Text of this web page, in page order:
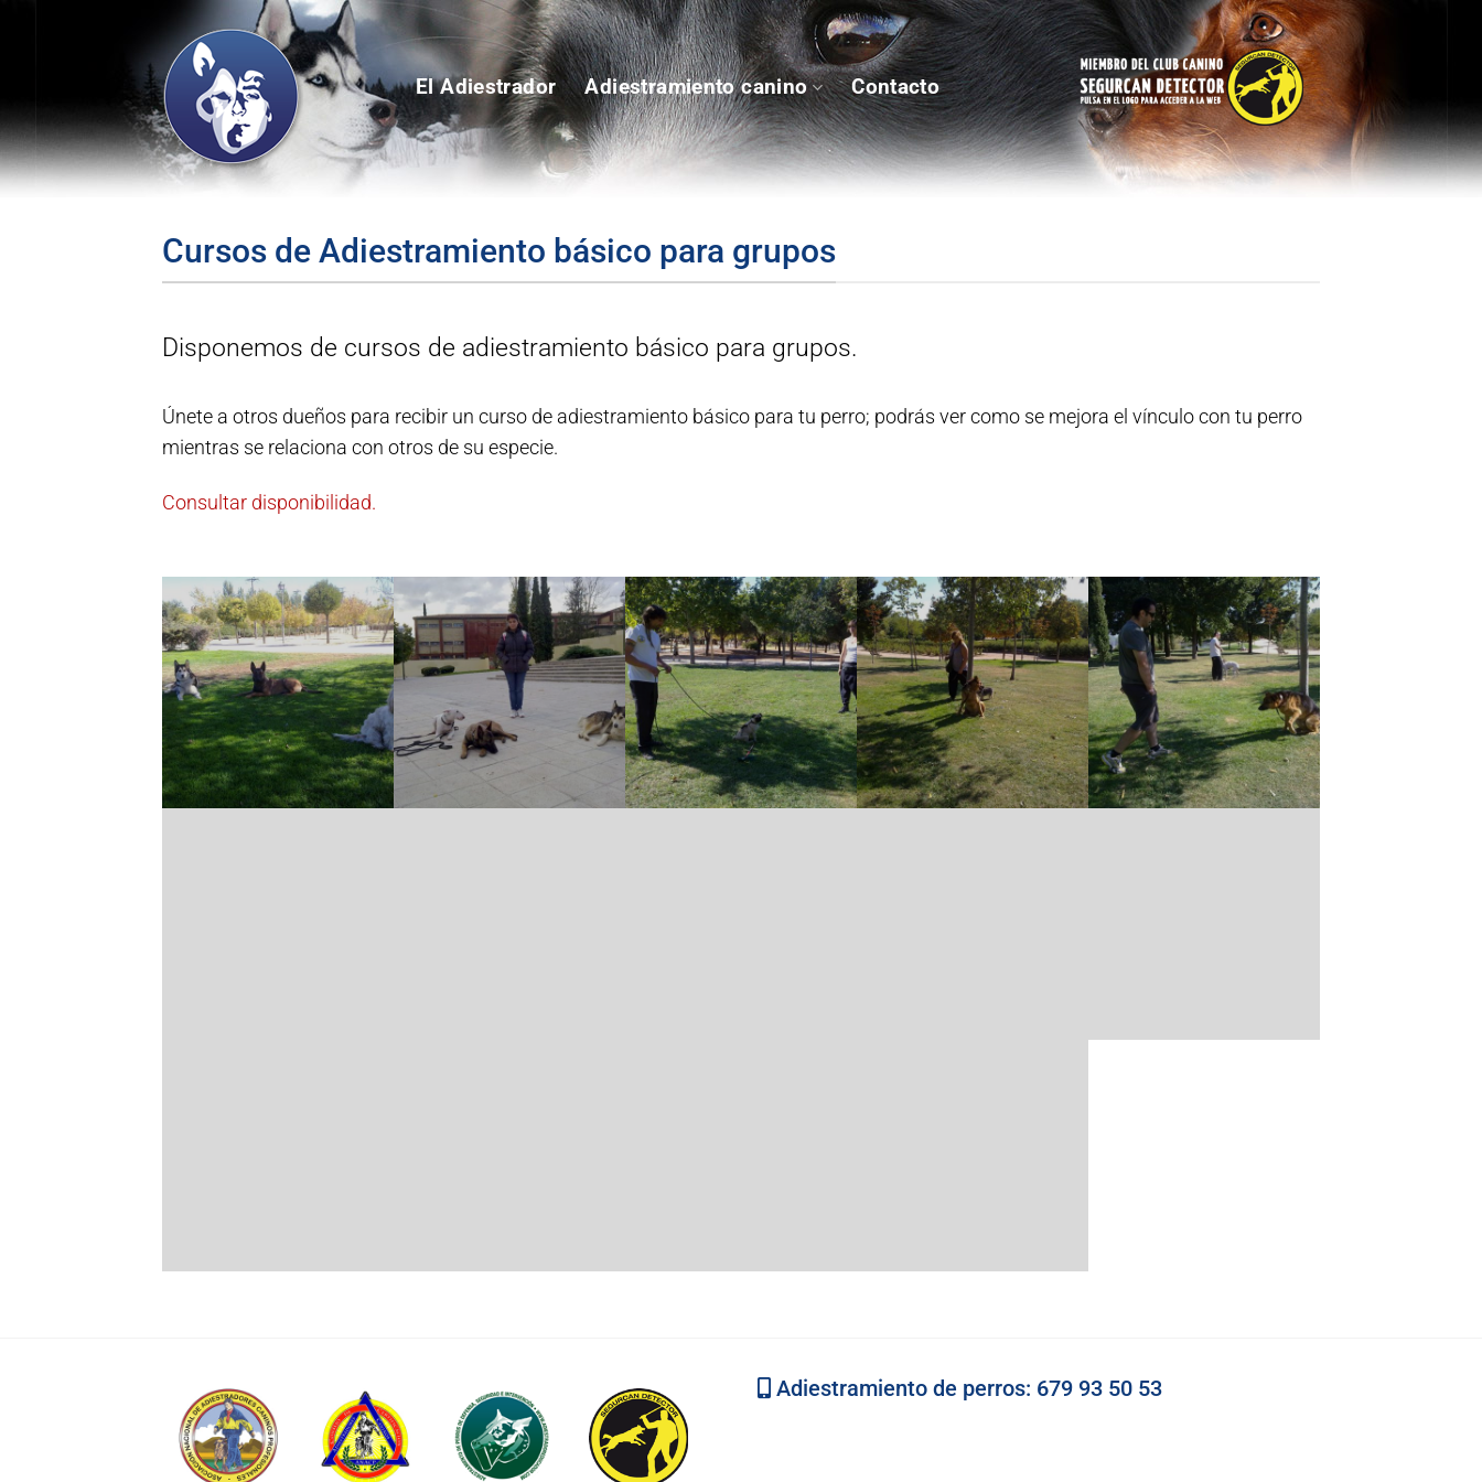
El Adiestrador Adiestramiento canino Contacto
Cursos de Adiestramiento básico para grupos
Disponemos de cursos de adiestramiento básico para grupos.
Únete a otros dueños para recibir un curso de adiestramiento básico para tu perro; podrás ver como se mejora el vínculo con tu perro
mientras se relaciona con otros de su especie.
Consultar disponibilidad.
Adiestramiento de perros: 679 93 50 53